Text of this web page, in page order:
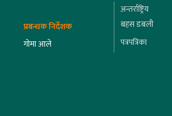
प्रबन्धक निर्देशक
गोमा आले
अन्तर्राष्ट्रिय
बहस डबली
पत्रपत्रिका